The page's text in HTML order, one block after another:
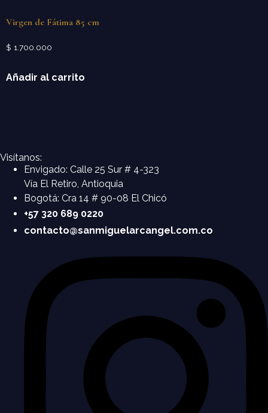
Virgen de Fátima 85 cm
$ 1.700.000
Añadir al carrito
Visítanos:
Envigado: Calle 25 Sur # 4-323
Vía El Retiro, Antioquia
Bogotá: Cra 14 # 90-08 El Chicó
+57 320 689 0220
contacto@sanmiguelarcangel.com.co